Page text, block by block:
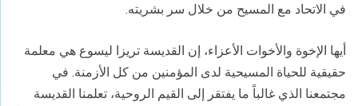
في الاتحاد مع المسيح من خلال سر بشريته.
أيها الإخوة والأخوات الأعزاء، إن القديسة تريزا ليسوع هي معلمة
حقيقية للحياة المسيحية لدى المؤمنين من كل الأزمنة. في
مجتمعنا الذي غالباً ما يفتقر إلى القيم الروحية، تعلمنا القديسة